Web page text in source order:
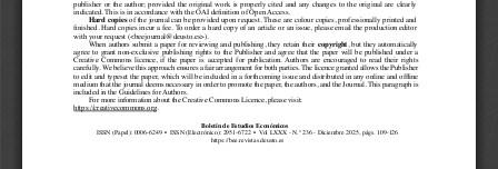
publisher or the author; provided the original work is properly cited and any changes to the original are clearly
indicated. This is in accordance with the OAI definition of Open Access.
Hard copies of the journal can be provided upon request. These are colour copies, professionally printed and
finished. Hard copies incur a fee. To order a hard copy of an article or an issue, please email the production editor
with your request (<beejournal@deusto.es>).
When authors submit a paper for reviewing and publishing, they retain their copyright , but they automatically
agree to grant non-exclusive publishing rights to the Publisher and agree that the paper will be published under a
Creative  Commons  licence,  if  the  paper  is  accepted  for  publication. Authors  are  encouraged  to  read  their  rights
carefully. We believe this approach ensures a fair arrangement for both parties. The licence granted allows the Publisher
to edit and typeset the paper, which will be included in a forthcoming issue and distributed in any online and offline
medium that the journal deems necessary in order to promote the paper, the authors, and the Journal. This paragraph is
included in the Guidelines for Authors.
For more information about the Creative Commons Licence, please visit:
https://creativecommons.org
Boletín de Estudios Económicos
ISSN (Papel): 0006-6249  •  ISSN (Electrónico): 2951-6722  •  Vol LXXX - N.º 236 - Diciembre 2025, págs. 109-126
https://bee.revistas.deusto.es